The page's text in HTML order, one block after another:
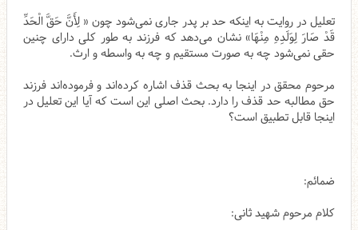
تعلیل در روایت به اینکه حد بر پدر جاری نمی‌شود چون « لِأَنَّ حَقَّ الْحَدِّ
قَدْ صَارَ لِوَلَدِهِ مِنْهَا» نشان می‌دهد که فرزند به طور کلی دارای چنین
حقی نمی‌شود چه به صورت مستقیم و چه به واسطه و ارث.
مرحوم محقق در اینجا به بحث قذف اشاره کرده‌اند و فرموده‌اند فرزند
حق مطالبه حد قذف را دارد. بحث اصلی این است که آیا این تعلیل در
اینجا قابل تطبیق است؟
ضمائم:
کلام مرحوم شهید ثانی: